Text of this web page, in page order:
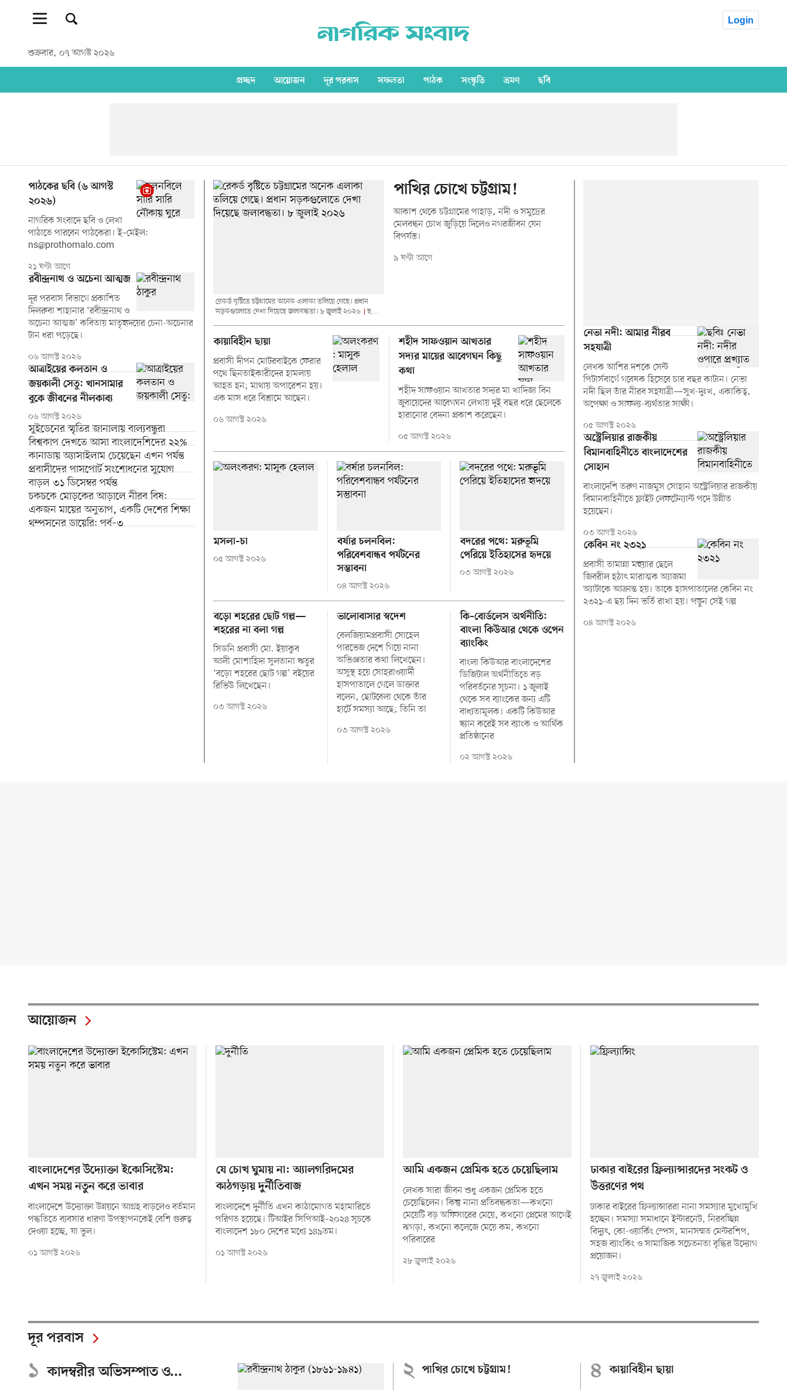
শুক্রবার, ০৭ আগস্ট ২০২৬
Login
প্রচ্ছদ আয়োজন দূর পরবাস সফলতা পাঠক সংস্কৃতি ভ্রমণ ছবি
পাঠকের ছবি (৬ আগস্ট
২০২৬)
নাগরিক সংবাদে ছবি ও লেখা
পাঠাতে পারবেন পাঠকেরা। ই–মেইল:
ns@prothomalo.com
২১ ঘণ্টা আগে
রবীন্দ্রনাথ ও অচেনা আত্মজ
দূর পরবাস বিভাগে প্রকাশিত
দিলরুবা শাহানার ‘রবীন্দ্রনাথ ও
অচেনা আত্মজ’ কবিতায় মাতৃহৃদয়ের চেনা-অচেনার
টান ধরা পড়েছে।
০৬ আগস্ট ২০২৬
আত্রাইয়ের কলতান ও
জয়কালী সেতু: খানসামার
বুকে জীবনের নীলকাব্য
০৬ আগস্ট ২০২৬
সুইডেনের স্মৃতির জানালায় বাল্যবন্ধুরা
বিশ্বকাপ দেখতে আসা বাংলাদেশিদের ২২%
কানাডায় অ্যাসাইলাম চেয়েছেন এখন পর্যন্ত
প্রবাসীদের পাসপোর্ট সংশোধনের সুযোগ
বাড়ল ৩১ ডিসেম্বর পর্যন্ত
চকচকে মোড়কের আড়ালে নীরব বিষ:
একজন মায়ের অনুতাপ, একটি দেশের শিক্ষা
থম্পসনের ডায়েরি: পর্ব–৩
রেকর্ড বৃষ্টিতে চট্টগ্রামের অনেক এলাকা তলিয়ে গেছে। প্রধান
সড়কগুলোতে দেখা দিয়েছে জলাবদ্ধতা। ৮ জুলাই ২০২৬
ছবি:
পাখির চোখে চট্টগ্রাম!
আকাশ থেকে চট্টগ্রামের পাহাড়, নদী ও সমুদ্রের
মেলবন্ধন চোখ জুড়িয়ে দিলেও নগরজীবন যেন
বিপর্যস্ত।
৯ ঘণ্টা আগে
কায়াবিহীন ছায়া
প্রবাসী দীপন মোটরবাইকে ফেরার
পথে ছিনতাইকারীদের হামলায়
আহত হন; মাথায় অপারেশন হয়।
এক মাস ধরে বিশ্রামে আছেন।
০৬ আগস্ট ২০২৬
শহীদ সাফওয়ান আখতার
সদ্যর মায়ের আবেগঘন কিছু
কথা
শহীদ সাফওয়ান আখতার সদ্যর মা খাদিজা বিন
জুবায়েদের আবেগঘন লেখায় দুই বছর ধরে ছেলেকে
হারানোর বেদনা প্রকাশ করেছেন।
০৫ আগস্ট ২০২৬
মসলা–চা
০৫ আগস্ট ২০২৬
বর্ষার চলনবিল:
পরিবেশবান্ধব পর্যটনের
সম্ভাবনা
০৪ আগস্ট ২০২৬
বদরের পথে: মরুভূমি
পেরিয়ে ইতিহাসের হৃদয়ে
০৩ আগস্ট ২০২৬
বড়ো শহরের ছোট গল্প—
শহরের না বলা গল্প
সিডনি প্রবাসী মো. ইয়াকুব
আলী মোশাহিদা সুলতানা ঋতুর
‘বড়ো শহরের ছোট গল্প’ বইয়ের
রিভিউ লিখেছেন।
০৩ আগস্ট ২০২৬
ভালোবাসার স্বদেশ
বেলজিয়ামপ্রবাসী সোহেল
পারভেজ দেশে গিয়ে নানা
অভিজ্ঞতার কথা লিখেছেন।
অসুস্থ হয়ে সোহরাওয়ার্দী
হাসপাতালে গেলে ডাক্তার
বলেন, ছোটবেলা থেকে তাঁর
হার্টে সমস্যা আছে; তিনি তা
০৩ আগস্ট ২০২৬
কি–বোর্ডলেস অর্থনীতি:
বাংলা কিউআর থেকে ওপেন
ব্যাংকিং
বাংলা কিউআর বাংলাদেশের
ডিজিটাল অর্থনীতিতে বড়
পরিবর্তনের সূচনা। ১ জুলাই
থেকে সব ব্যাংকের জন্য এটি
বাধ্যতামূলক। একটি কিউআর
স্ক্যান করেই সব ব্যাংক ও আর্থিক
প্রতিষ্ঠানের
০২ আগস্ট ২০২৬
নেভা নদী: আমার নীরব
সহযাত্রী
লেখক আশির দশকে সেন্ট
পিটার্সবার্গে গবেষক হিসেবে চার বছর কাটান। নেভা
নদী ছিল তাঁর নীরব সহযাত্রী—সুখ-দুঃখ, একাকিত্ব,
অপেক্ষা ও সাফল্য-ব্যর্থতার সাক্ষী।
০৫ আগস্ট ২০২৬
অস্ট্রেলিয়ার রাজকীয়
বিমানবাহিনীতে বাংলাদেশের
সোহান
বাংলাদেশি তরুণ নাজমুস সোহান অস্ট্রেলিয়ার রাজকীয়
বিমানবাহিনীতে ফ্লাইট লেফটেন্যান্ট পদে উন্নীত
হয়েছেন।
০৩ আগস্ট ২০২৬
কেবিন নং ২৩২১
প্রবাসী তামান্না মহুয়ার ছেলে
জিবরীল হঠাৎ মারাত্মক অ্যাজমা
অ্যাটাকে আক্রান্ত হয়। তাকে হাসপাতালের কেবিন নং
২৩২১-এ ছয় দিন ভর্তি রাখা হয়। পড়ুন সেই গল্প
০৪ আগস্ট ২০২৬
আয়োজন
বাংলাদেশের উদ্যোক্তা ইকোসিস্টেম:
এখন সময় নতুন করে ভাবার
বাংলাদেশে উদ্যোক্তা উন্নয়নে আগ্রহ বাড়লেও বর্তমান
পদ্ধতিতে ব্যবসার ধারণা উপস্থাপনকেই বেশি গুরুত্ব
দেওয়া হচ্ছে, যা ভুল।
০১ আগস্ট ২০২৬
যে চোখ ঘুমায় না: অ্যালগরিদমের
কাঠগড়ায় দুর্নীতিবাজ
বাংলাদেশে দুর্নীতি এখন কাঠামোগত মহামারিতে
পরিণত হয়েছে। টিআইর সিপিআই–২০২৪ সূচকে
বাংলাদেশ ১৮০ দেশের মধ্যে ১৪৯তম।
০১ আগস্ট ২০২৬
আমি একজন প্রেমিক হতে চেয়েছিলাম
লেখক সারা জীবন শুধু একজন প্রেমিক হতে
চেয়েছিলেন। কিন্তু নানা প্রতিবন্ধকতা—কখনো
মেয়েটি বড় অফিসারের মেয়ে, কখনো প্রেমের আগেই
ঝগড়া, কখনো কলেজে মেয়ে কম, কখনো
পরিবারের
২৮ জুলাই ২০২৬
ঢাকার বাইরের ফ্রিল্যান্সারদের সংকট ও
উত্তরণের পথ
ঢাকার বাইরের ফ্রিল্যান্সাররা নানা সমস্যার মুখোমুখি
হচ্ছেন। সমস্যা সমাধানে ইন্টারনেট, নিরবচ্ছিন্ন
বিদ্যুৎ, কো-ওয়ার্কিং স্পেস, মানসম্মত মেন্টরশিপ,
সহজ ব্যাংকিং ও সামাজিক সচেতনতা বৃদ্ধির উদ্যোগ
প্রয়োজন।
২৭ জুলাই ২০২৬
দূর পরবাস
১ কাদম্বরীর অভিসম্পাত ও... ২ পাখির চোখে চট্টগ্রাম! ৪ কায়াবিহীন ছায়া